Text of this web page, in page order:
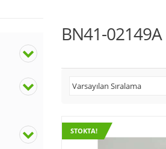
BN41-02149A
STOKTA!